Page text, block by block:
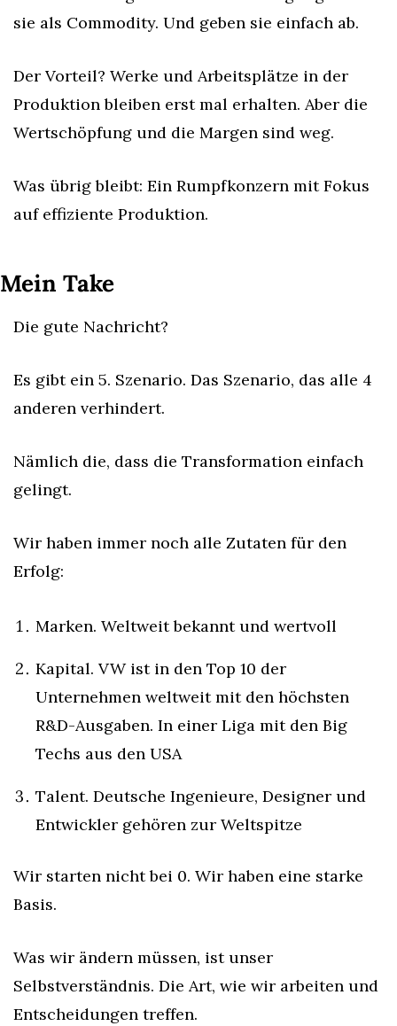
sie als Commodity. Und geben sie einfach ab.
Der Vorteil? Werke und Arbeitsplätze in der
Produktion bleiben erst mal erhalten. Aber die
Wertschöpfung und die Margen sind weg.
Was übrig bleibt: Ein Rumpfkonzern mit Fokus
auf effiziente Produktion.
Mein Take
Die gute Nachricht?
Es gibt ein 5. Szenario. Das Szenario, das alle 4
anderen verhindert.
Nämlich die, dass die Transformation einfach
gelingt.
Wir haben immer noch alle Zutaten für den
Erfolg:
Marken. Weltweit bekannt und wertvoll
Kapital. VW ist in den Top 10 der
Unternehmen weltweit mit den höchsten
R&D-Ausgaben. In einer Liga mit den Big
Techs aus den USA
Talent. Deutsche Ingenieure, Designer und
Entwickler gehören zur Weltspitze
Wir starten nicht bei 0. Wir haben eine starke
Basis.
Was wir ändern müssen, ist unser
Selbstverständnis. Die Art, wie wir arbeiten und
Entscheidungen treffen.